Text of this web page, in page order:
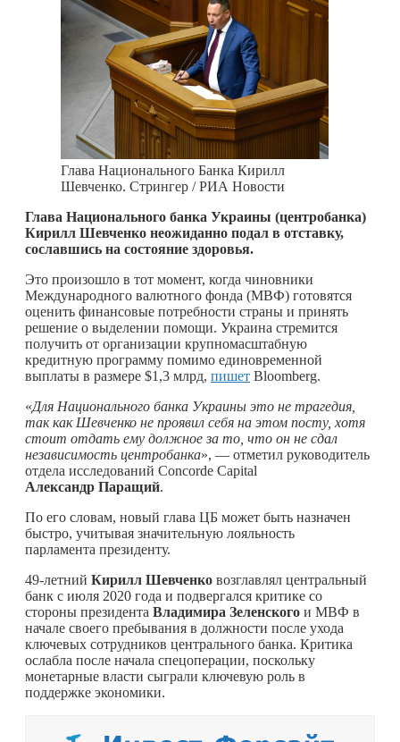
Глава Национального Банка Кирилл
Шевченко. Стрингер / РИА Новости
Глава Национального банка Украины (центробанка)
Кирилл Шевченко неожиданно подал в отставку,
сославшись на состояние здоровья.
Это произошло в тот момент, когда чиновники
Международного валютного фонда (МВФ) готовятся
оценить финансовые потребности страны и принять
решение о выделении помощи. Украина стремится
получить от организации крупномасштабную
кредитную программу помимо единовременной
выплаты в размере $1,3 млрд, пишет Bloomberg.
«Для Национального банка Украины это не трагедия,
так как Шевченко не проявил себя на этом посту, хотя
стоит отдать ему должное за то, что он не сдал
независимость центробанка», — отметил руководитель
отдела исследований Concorde Capital
Александр Паращий.
По его словам, новый глава ЦБ может быть назначен
быстро, учитывая значительную лояльность
парламента президенту.
49-летний Кирилл Шевченко возглавлял центральный
банк с июля 2020 года и подвергался критике со
стороны президента Владимира Зеленского и МВФ в
начале своего пребывания в должности после ухода
ключевых сотрудников центрального банка. Критика
ослабла после начала спецоперации, поскольку
монетарные власти сыграли ключевую роль в
поддержке экономики.